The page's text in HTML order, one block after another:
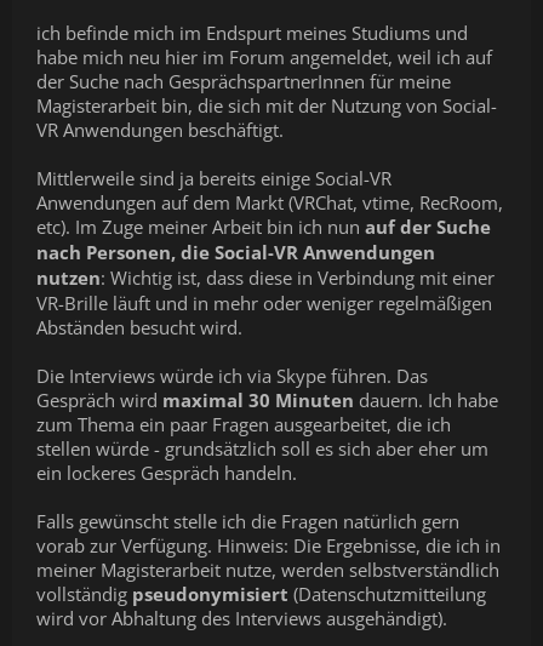
ich befinde mich im Endspurt meines Studiums und
habe mich neu hier im Forum angemeldet, weil ich auf
der Suche nach GesprächspartnerInnen für meine
Magisterarbeit bin, die sich mit der Nutzung von Social-
VR Anwendungen beschäftigt.
Mittlerweile sind ja bereits einige Social-VR
Anwendungen auf dem Markt (VRChat, vtime, RecRoom,
etc). Im Zuge meiner Arbeit bin ich nun auf der Suche
nach Personen, die Social-VR Anwendungen
nutzen: Wichtig ist, dass diese in Verbindung mit einer
VR-Brille läuft und in mehr oder weniger regelmäßigen
Abständen besucht wird.
Die Interviews würde ich via Skype führen. Das
Gespräch wird maximal 30 Minuten dauern. Ich habe
zum Thema ein paar Fragen ausgearbeitet, die ich
stellen würde - grundsätzlich soll es sich aber eher um
ein lockeres Gespräch handeln.
Falls gewünscht stelle ich die Fragen natürlich gern
vorab zur Verfügung. Hinweis: Die Ergebnisse, die ich in
meiner Magisterarbeit nutze, werden selbstverständlich
vollständig pseudonymisiert (Datenschutzmitteilung
wird vor Abhaltung des Interviews ausgehändigt).